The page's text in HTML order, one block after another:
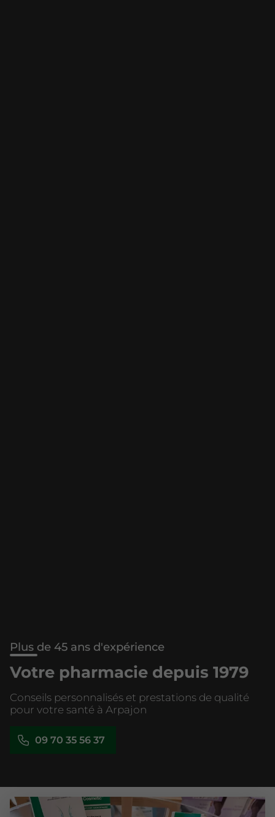
Plus de 45 ans d'expérience
Votre pharmacie depuis 1979
Conseils personnalisés et prestations de qualité
pour votre santé à Arpajon
09 70 35 56 37